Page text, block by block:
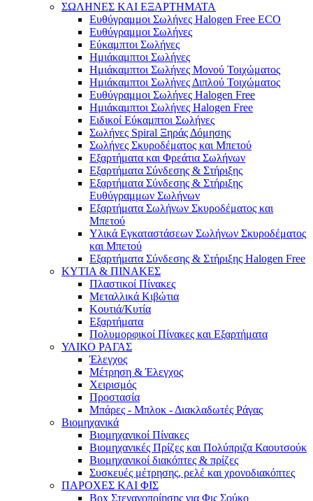
ΣΩΛΗΝΕΣ ΚΑΙ ΕΞΑΡΤΗΜΑΤΑ
Ευθύγραμμοι Σωλήνες Halogen Free ECO
Ευθύγραμμοι Σωλήνες
Εύκαμπτοι Σωλήνες
Ημιάκαμπτοι Σωλήνες
Ημιάκαμπτοι Σωλήνες Μονού Τοιχώματος
Ημιάκαμπτοι Σωλήνες Διπλού Τοιχώματος
Ευθύγραμμοι Σωλήνες Halogen Free
Ημιάκαμπτοι Σωλήνες Halogen Free
Ειδικοί Εύκαμπτοι Σωλήνες
Σωλήνες Spiral Ξηράς Δόμησης
Σωλήνες Σκυροδέματος και Μπετού
Εξαρτήματα και Φρεάτια Σωλήνων
Εξαρτήματα Σύνδεσης & Στήριξης
Εξαρτήματα Σύνδεσης & Στήριξης
Ευθύγραμμων Σωλήνων
Εξαρτήματα Σωλήνων Σκυροδέματος και
Μπετού
Υλικά Εγκαταστάσεων Σωλήνων Σκυροδέματος
και Μπετού
Εξαρτήματα Σύνδεσης & Στήριξης Halogen Free
ΚΥΤΙΑ & ΠΙΝΑΚΕΣ
Πλαστικοί Πίνακες
Μεταλλικά Κιβώτια
Κουτιά/Κυτία
Εξαρτήματα
Πολυμορφικοί Πίνακες και Εξαρτήματα
ΥΛΙΚΟ ΡΑΓΑΣ
Έλεγχος
Μέτρηση & Έλεγχος
Χειρισμός
Προστασία
Μπάρες - Μπλοκ - Διακλαδωτές Ράγας
Βιομηχανικά
Βιομηχανικοί Πίνακες
Βιομηχανικές Πρίζες και Πολύπριζα Καουτσούκ
Βιομηχανικοί διακόπτες & πρίζες
Συσκευές μέτρησης, ρελέ και χρονοδιακόπτες
ΠΑΡΟΧΕΣ ΚΑΙ ΦΙΣ
Box Στεγανοποίησης για Φις Σούκο